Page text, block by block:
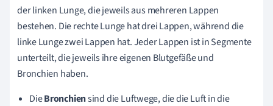
der linken Lunge, die jeweils aus mehreren Lappen
bestehen. Die rechte Lunge hat drei Lappen, während die
linke Lunge zwei Lappen hat. Jeder Lappen ist in Segmente
unterteilt, die jeweils ihre eigenen Blutgefäße und
Bronchien haben.
DieBronchiensind die Luftwege, die die Luft in die